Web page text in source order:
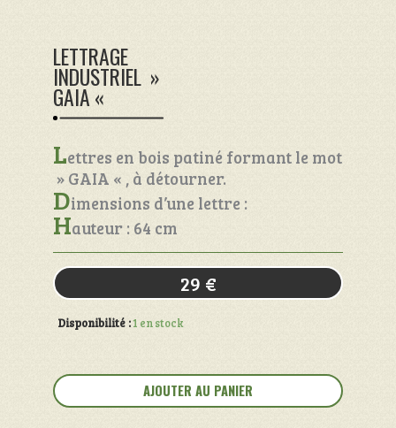
Lettres en bois patiné formant le mot
» GAIA « , à détourner.
Dimensions d’une lettre :
Hauteur : 64 cm
LETTRAGE
INDUSTRIEL »
GAIA «
29 €
Disponibilité :1 en stock
de
Lettrage
AJOUTER AU PANIER